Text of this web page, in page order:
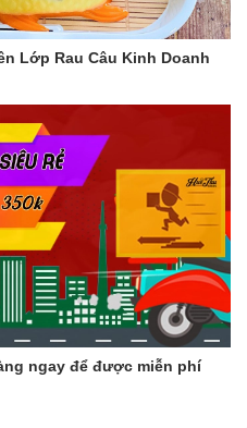
lo khuôn bị nhớt. Tuy
mà không ngâm nước xà
khi ngâm lâu trên 1 ngày.
ánh nắng mặt trời hoặc hong
Tuy nhiên, nếu phơi khuôn
nên lưu ý che đậy khuôn để
của bạn sẽ luôn sạch sẽ và
câu không bị mốc thâm
có thể tráng sơ qua nước sôi
câu ở nơi khô ráo, thoáng
Lớp Rau Câu Kinh Doanh
ngay để được miễn phí